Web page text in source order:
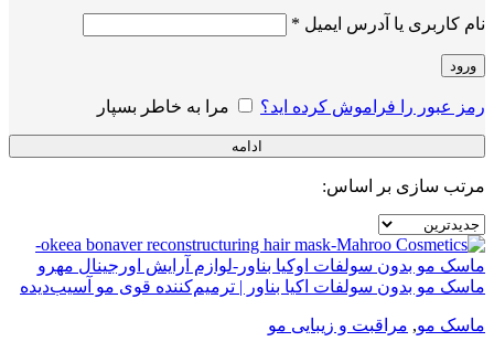
نام کاربری یا آدرس ایمیل *
ورود
رمز عبور را فراموش کرده اید؟ مرا به خاطر بسپار
ادامه
مرتب سازی بر اساس:
ماسک مو بدون سولفات اکیا بناور | ترمیم‌کننده قوی مو آسیب‌دیده
ماسک مو, مراقبت و زیبایی مو